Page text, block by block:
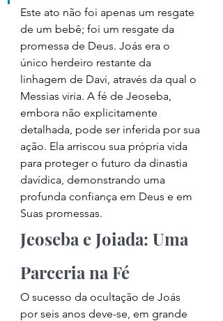
Este ato não foi apenas um resgate
de um bebê; foi um resgate da
promessa de Deus. Joás era o
único herdeiro restante da
linhagem de Davi, através da qual o
Messias viria. A fé de Jeoseba,
embora não explicitamente
detalhada, pode ser inferida por sua
ação. Ela arriscou sua própria vida
para proteger o futuro da dinastia
davídica, demonstrando uma
profunda confiança em Deus e em
Suas promessas.
Jeoseba e Joiada: Uma
Parceria na Fé
O sucesso da ocultação de Joás
por seis anos deve-se, em grande